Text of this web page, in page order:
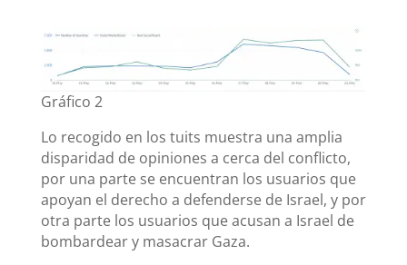
Gráfico 2
Lo recogido en los tuits muestra una amplia
disparidad de opiniones a cerca del conflicto,
por una parte se encuentran los usuarios que
apoyan el derecho a defenderse de Israel, y por
otra parte los usuarios que acusan a Israel de
bombardear y masacrar Gaza.